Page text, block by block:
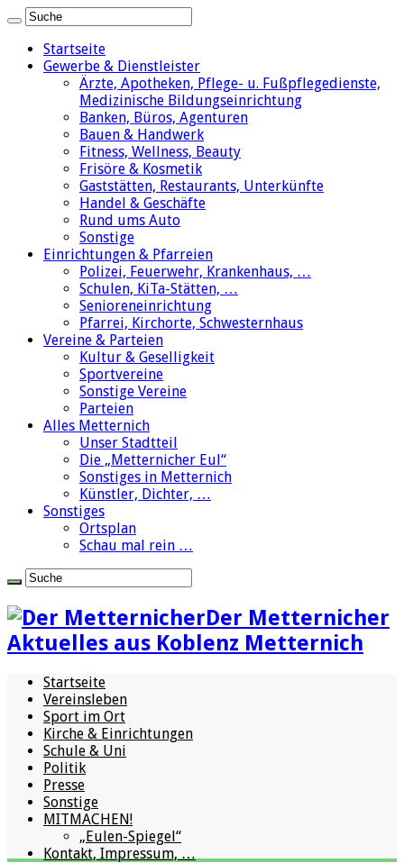
Startseite
Gewerbe & Dienstleister
Ärzte, Apotheken, Pflege- u. Fußpflegedienste,
Medizinische Bildungseinrichtung
Banken, Büros, Agenturen
Bauen & Handwerk
Fitness, Wellness, Beauty
Frisöre & Kosmetik
Gaststätten, Restaurants, Unterkünfte
Handel & Geschäfte
Rund ums Auto
Sonstige
Einrichtungen & Pfarreien
Polizei, Feuerwehr, Krankenhaus, …
Schulen, KiTa-Stätten, …
Senioreneinrichtung
Pfarrei, Kirchorte, Schwesternhaus
Vereine & Parteien
Kultur & Geselligkeit
Sportvereine
Sonstige Vereine
Parteien
Alles Metternich
Unser Stadtteil
Die „Metternicher Eul“
Sonstiges in Metternich
Künstler, Dichter, …
Sonstiges
Ortsplan
Schau mal rein …
Der Metternicher
Aktuelles aus Koblenz Metternich
Startseite
Vereinsleben
Sport im Ort
Kirche & Einrichtungen
Schule & Uni
Politik
Presse
Sonstige
MITMACHEN!
„Eulen-Spiegel“
Kontakt, Impressum, …